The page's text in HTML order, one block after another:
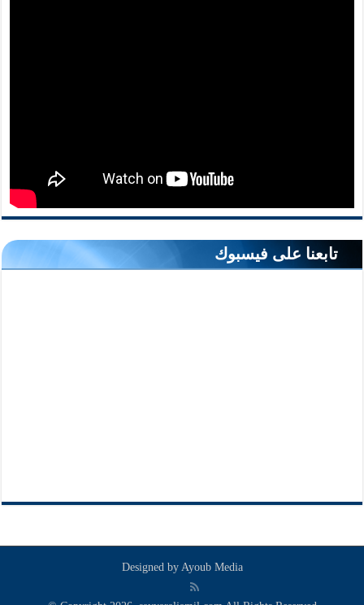
تابعنا على فيسبوك
Designed by Ayoub Media